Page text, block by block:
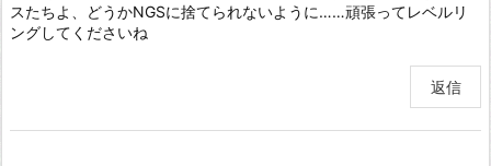
スたちよ、どうかNGSに捨てられないように……頑張ってレベルリ
ングしてくださいね
返信